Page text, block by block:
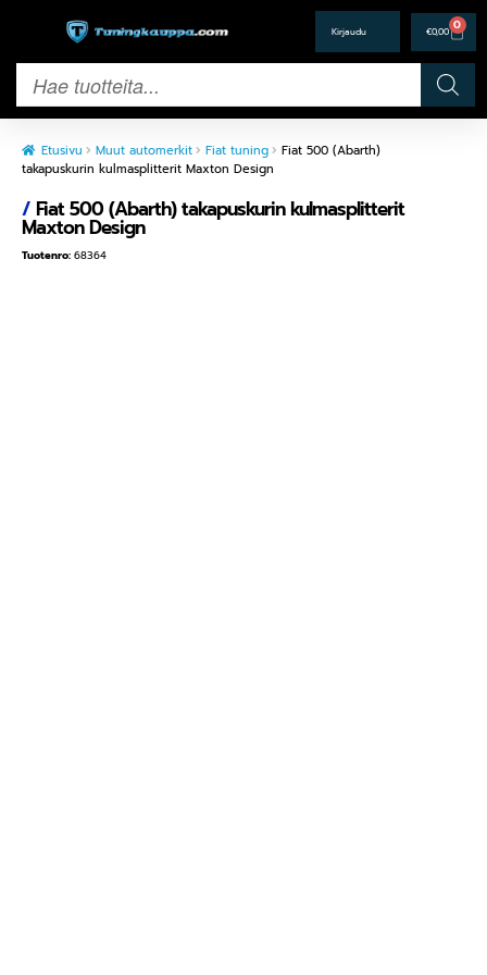
€0,00 0
Etusivu Muut automerkit Fiat tuning
Fiat 500 (Abarth)
takapuskurin kulmasplitterit Maxton Design
/Fiat 500 (Abarth) takapuskurin kulmasplitterit
Maxton Design
Tuotenro: 68364